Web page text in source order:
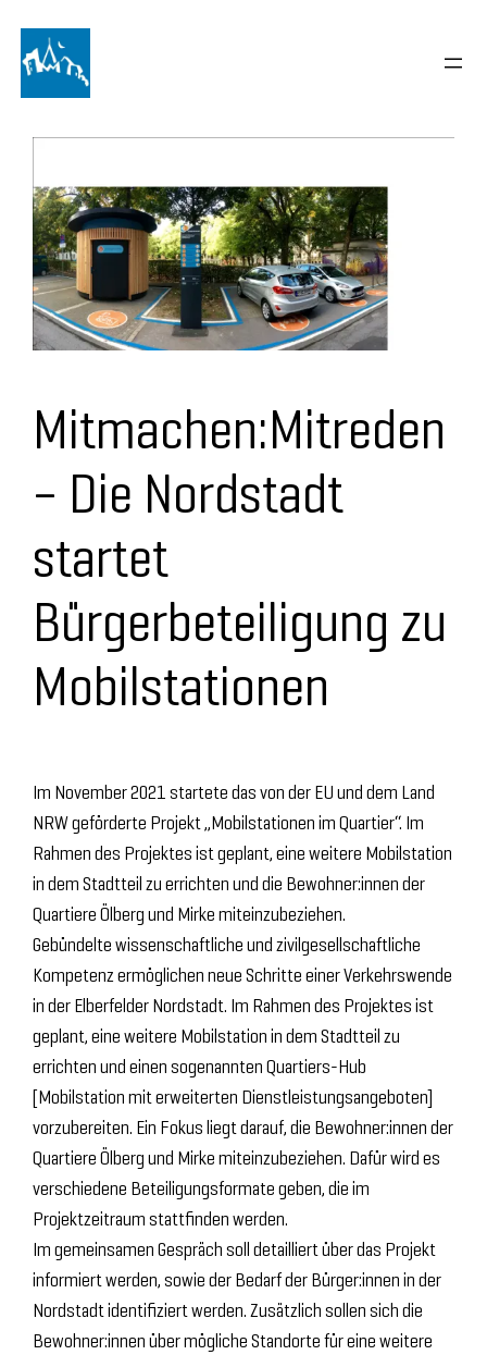
Zum
Inhalt
springen
Mitmachen:Mitreden
– Die Nordstadt
startet
Bürgerbeteiligung zu
Mobilstationen
Im November 2021 startete das von der EU und dem Land
NRW geförderte Projekt „Mobilstationen im Quartier“. Im
Rahmen des Projektes ist geplant, eine weitere Mobilstation
in dem Stadtteil zu errichten und die Bewohner:innen der
Quartiere Ölberg und Mirke miteinzubeziehen.
Gebündelte wissenschaftliche und zivilgesellschaftliche
Kompetenz ermöglichen neue Schritte einer Verkehrswende
in der Elberfelder Nordstadt. Im Rahmen des Projektes ist
geplant, eine weitere Mobilstation in dem Stadtteil zu
errichten und einen sogenannten Quartiers-Hub
[Mobilstation mit erweiterten Dienstleistungsangeboten]
vorzubereiten. Ein Fokus liegt darauf, die Bewohner:innen der
Quartiere Ölberg und Mirke miteinzubeziehen. Dafür wird es
verschiedene Beteiligungsformate geben, die im
Projektzeitraum stattfinden werden.
Im gemeinsamen Gespräch soll detailliert über das Projekt
informiert werden, sowie der Bedarf der Bürger:innen in der
Nordstadt identifiziert werden. Zusätzlich sollen sich die
Bewohner:innen über mögliche Standorte für eine weitere